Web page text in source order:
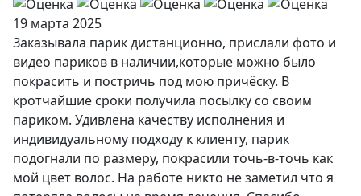
19 марта 2025
Заказывала парик дистанционно, прислали фото и
видео париков в наличии,которые можно было
покрасить и постричь под мою причёску. В
кротчайшие сроки получила посылку со своим
париком. Удивлена качеству исполнения и
индивидуальному подходу к клиенту, парик
подогнали по размеру, покрасили точь-в-точь как
мой цвет волос. На работе никто не заметил что я